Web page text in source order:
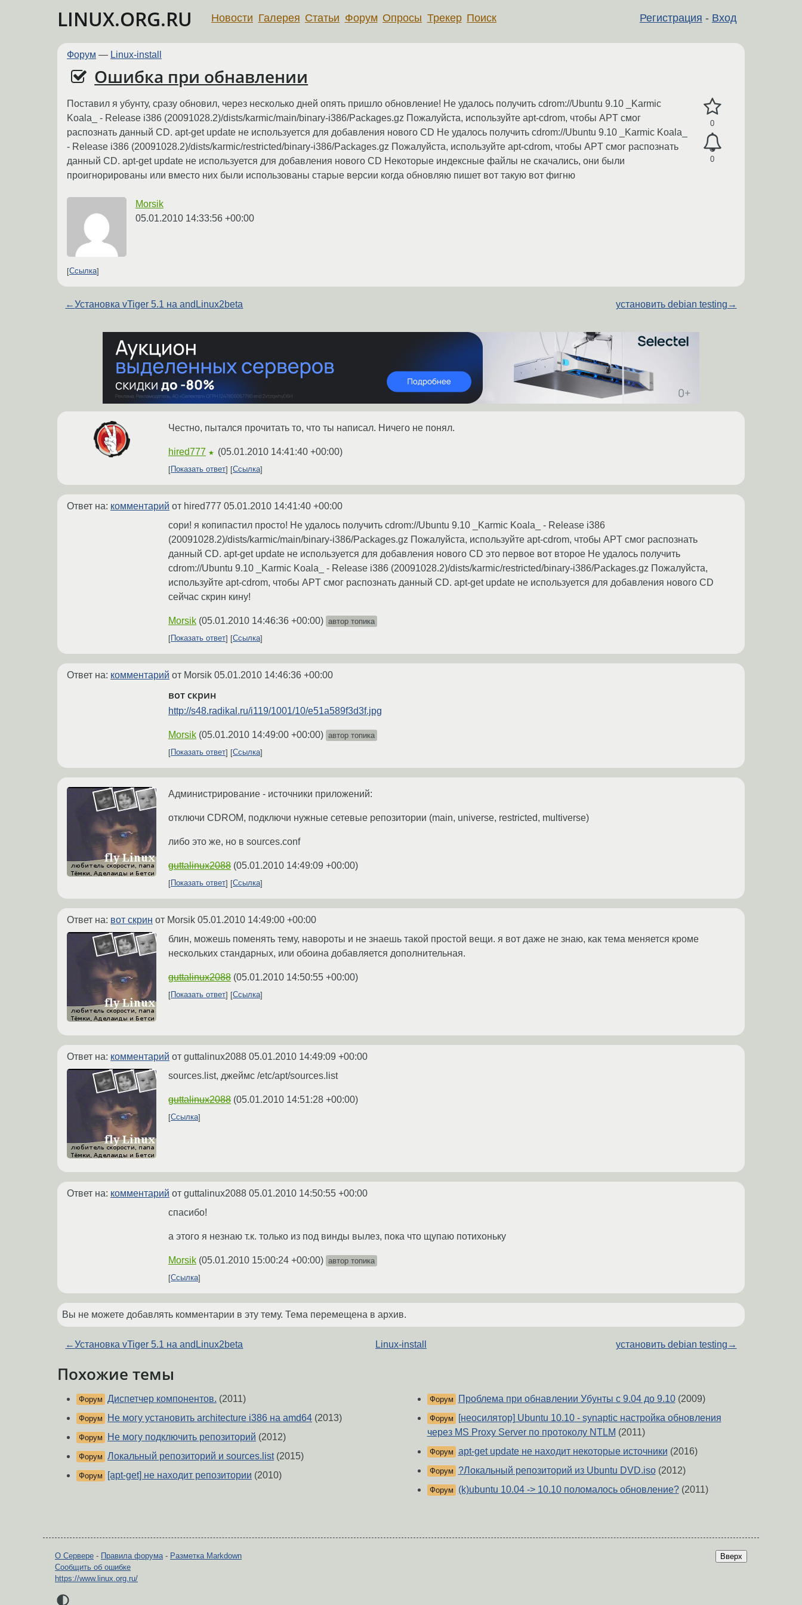
LINUX.ORG.RU Регистрация - Вход
Новости Галерея Статьи Форум Опросы Трекер Поиск
Форум — Linux-install
Ошибка при обнавлении
0
0
Поставил я убунту, сразу обновил, через несколько дней опять пришло обновление! Не удалось получить cdrom://Ubuntu 9.10 _Karmic
Koala_ - Release i386 (20091028.2)/dists/karmic/main/binary-i386/Packages.gz Пожалуйста, используйте apt-cdrom, чтобы APT смог
распознать данный CD. apt-get update не используется для добавления нового CD Не удалось получить cdrom://Ubuntu 9.10 _Karmic Koala_
- Release i386 (20091028.2)/dists/karmic/restricted/binary-i386/Packages.gz Пожалуйста, используйте apt-cdrom, чтобы APT смог распознать
данный CD. apt-get update не используется для добавления нового CD Некоторые индексные файлы не скачались, они были
проигнорированы или вместо них были использованы старые версии когда обновляю пишет вот такую вот фигню
Morsik
05.01.2010 14:33:56 +00:00
Ссылка
←Установка vTiger 5.1 на andLinux2beta установить debian testing →
Честно, пытался прочитать то, что ты написал. Ничего не понял.
hired777 ★ (05.01.2010 14:41:40 +00:00)
Показать ответ Ссылка
Ответ на: комментарий от hired777 05.01.2010 14:41:40 +00:00
сори! я копипастил просто! Не удалось получить cdrom://Ubuntu 9.10 _Karmic Koala_ - Release i386
(20091028.2)/dists/karmic/main/binary-i386/Packages.gz Пожалуйста, используйте apt-cdrom, чтобы APT смог распознать
данный CD. apt-get update не используется для добавления нового CD это первое вот второе Не удалось получить
cdrom://Ubuntu 9.10 _Karmic Koala_ - Release i386 (20091028.2)/dists/karmic/restricted/binary-i386/Packages.gz Пожалуйста,
используйте apt-cdrom, чтобы APT смог распознать данный CD. apt-get update не используется для добавления нового CD
сейчас скрин кину!
Morsik (05.01.2010 14:46:36 +00:00) автор топика
Показать ответ
Ссылка
Ответ на: комментарий от Morsik 05.01.2010 14:46:36 +00:00
вот скрин
http://s48.radikal.ru/i119/1001/10/e51a589f3d3f.jpg
Morsik (05.01.2010 14:49:00 +00:00) автор топика
Показать ответ
Ссылка
Администрирование - источники приложений:
отключи CDROM, подключи нужные сетевые репозитории (main, universe, restricted, multiverse)
либо это же, но в sources.conf
guttalinux2088 (05.01.2010 14:49:09 +00:00)
Показать ответ Ссылка
Ответ на: вот скрин от Morsik 05.01.2010 14:49:00 +00:00
блин, можешь поменять тему, навороты и не знаешь такой простой вещи. я вот даже не знаю, как тема меняется кроме
нескольких стандарных, или обоина добавляется дополнительная.
guttalinux2088 (05.01.2010 14:50:55 +00:00)
Показать ответ Ссылка
Ответ на: комментарий от guttalinux2088 05.01.2010 14:49:09 +00:00
sources.list, джеймс /etc/apt/sources.list
guttalinux2088 (05.01.2010 14:51:28 +00:00)
Ссылка
Ответ на: комментарий от guttalinux2088 05.01.2010 14:50:55 +00:00
спасибо!
а этого я незнаю т.к. только из под винды вылез, пока что щупаю потихоньку
Morsik (05.01.2010 15:00:24 +00:00) автор топика
Ссылка
Вы не можете добавлять комментарии в эту тему. Тема перемещена в архив.
←Установка vTiger 5.1 на andLinux2beta Linux-install установить debian testing →
Похожие темы
Форум Диспетчер компонентов. (2011)
Форум Не могу установить architecture i386 на amd64 (2013)
Форум Не могу подключить репозиторий (2012)
Форум Локальный репозиторий и sources.list(2015)
Форум [apt-get] не находит репозитории (2010)
Форум Проблема при обнавлении Убунты с 9.04 до 9.10(2009)
Форум
[неосилятор] Ubuntu 10.10 - synaptic настройка обновления
через MS Proxy Server по протоколу NTLM (2011)
Форум apt-get update не находит некоторые источники (2016)
Форум ?Локальный репозиторий из Ubuntu DVD.iso(2012)
Форум (k)ubuntu 10.04 -> 10.10 поломалось обновление?(2011)
Вверх
О Сервере - Правила форума- Разметка Markdown
Сообщить об ошибке
https://www.linux.org.ru/